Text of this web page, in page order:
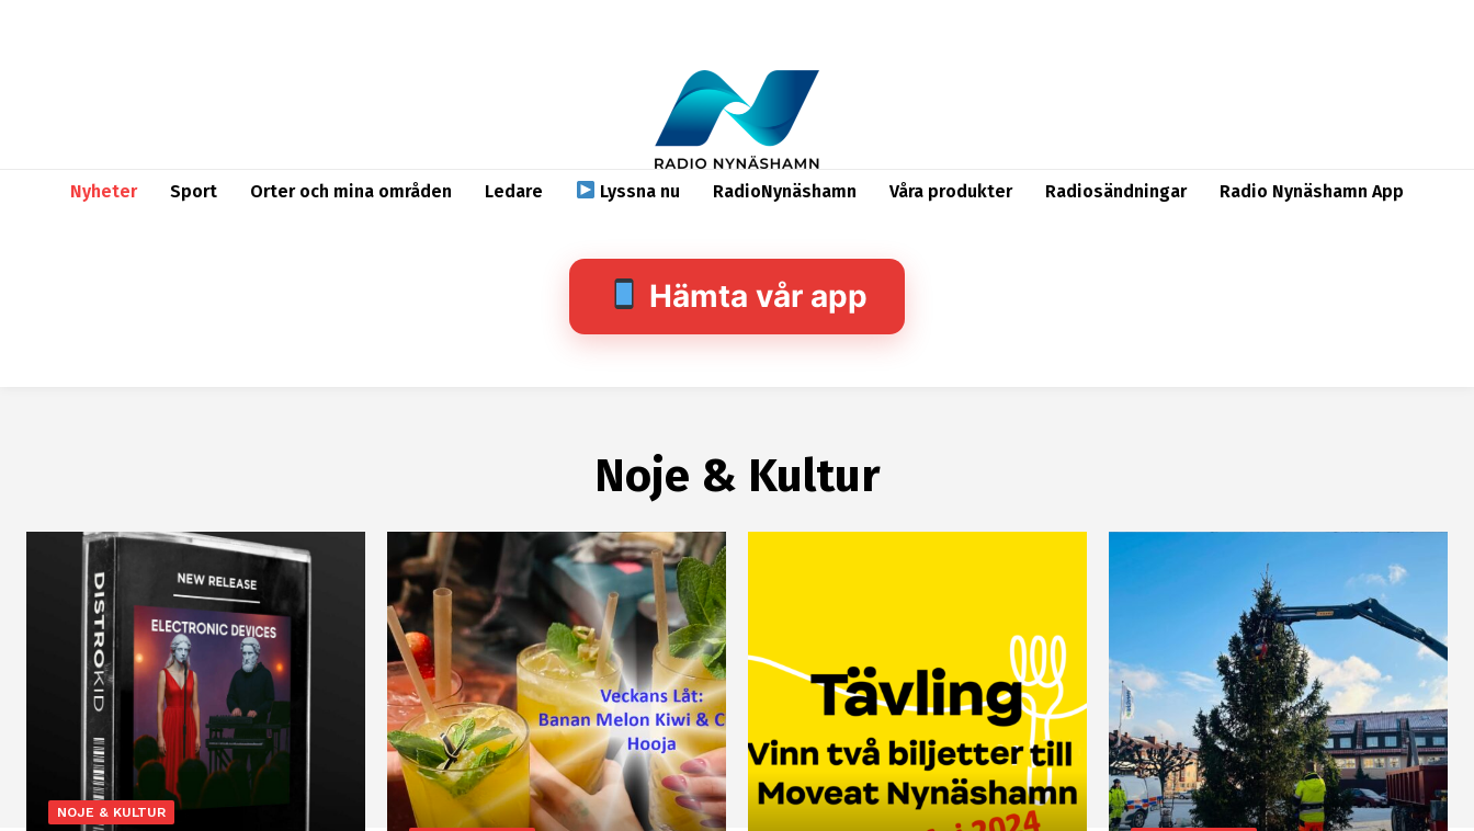
Nyheter Sport Orter och mina områden Ledare Lyssna nu RadioNynäshamn Våra produkter Radiosändningar Radio Nynäshamn App
Hämta vår app
Noje & Kultur
NOJE & KULTUR